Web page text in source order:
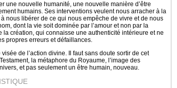
une nouvelle humanité, une nouvelle manière d’être
humains. Ses interventions veulent nous arracher à la
nous libérer de ce qui nous empêche de vivre et de nous
dont la vie soit dominée par l’amour et non par la
la création, qui connaisse une authenticité intérieure et ne
propres erreurs et défaillances.
de l’action divine. Il faut sans doute sortir de cet
la métaphore du Royaume, l’image des
et pas seulement un être humain, nouveau.